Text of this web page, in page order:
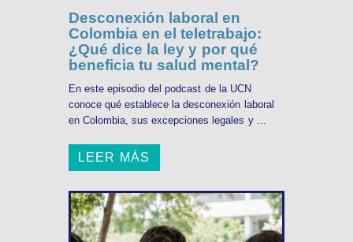
Desconexión laboral en
Colombia en el teletrabajo:
¿Qué dice la ley y por qué
beneficia tu salud mental?
En este episodio del podcast de la UCN
conoce qué establece la desconexión laboral
en Colombia, sus excepciones legales y ...
LEER MÁS